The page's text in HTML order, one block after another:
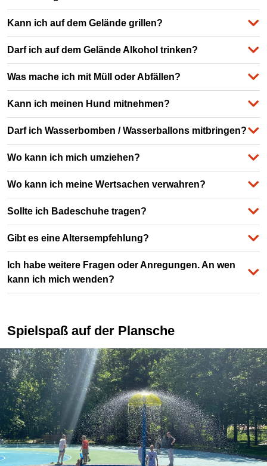
Kann ich auf dem Gelände grillen?
Darf ich auf dem Gelände Alkohol trinken?
Was mache ich mit Müll oder Abfällen?
Kann ich meinen Hund mitnehmen?
Darf ich Wasserbomben / Wasserballons mitbringen?
Wo kann ich mich umziehen?
Wo kann ich meine Wertsachen verwahren?
Sollte ich Badeschuhe tragen?
Gibt es eine Altersempfehlung?
Ich habe weitere Fragen oder Anregungen. An wen
kann ich mich wenden?
Spielspaß auf der Plansche